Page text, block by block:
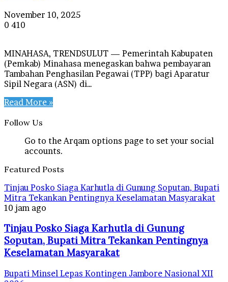
November 10, 2025
0 410
MINAHASA, TRENDSULUT — Pemerintah Kabupaten
(Pemkab) Minahasa menegaskan bahwa pembayaran
Tambahan Penghasilan Pegawai (TPP) bagi Aparatur
Sipil Negara (ASN) di…
Read More »
Follow Us
Go to the Arqam options page to set your social
accounts.
Featured Posts
Tinjau Posko Siaga Karhutla di Gunung Soputan, Bupati
Mitra Tekankan Pentingnya Keselamatan Masyarakat
10 jam ago
Tinjau Posko Siaga Karhutla di Gunung
Soputan, Bupati Mitra Tekankan Pentingnya
Keselamatan Masyarakat
Bupati Minsel Lepas Kontingen Jambore Nasional XII